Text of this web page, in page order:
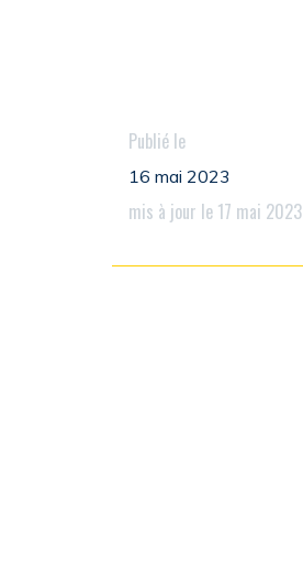
Publié le
16 mai 2023
mis à jour le 17 mai 2023